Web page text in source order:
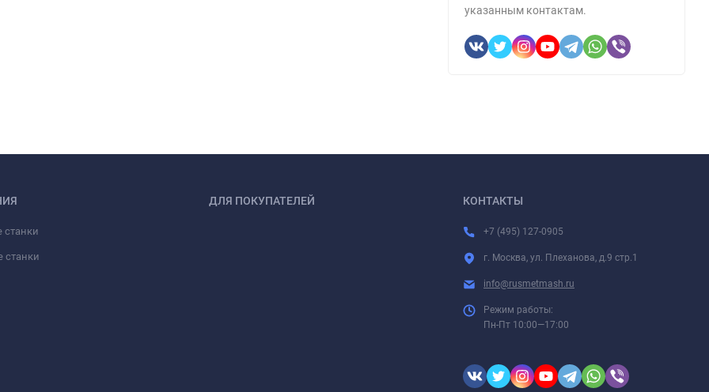
указанным контактам.
станки
станки
ДЛЯ ПОКУПАТЕЛЕЙ КОНТАКТЫ
+7 (495) 127-0905
г. Москва, ул. Плеханова, д.9 стр.1
info@rusmetmash.ru
Режим работы:
Пн-Пт 10:00—17:00